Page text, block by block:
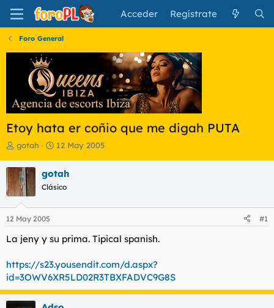
Acceder Regístrate
Foro General
Etoy hata er coñio que me digah PUTA
I
i
c
i
a
d
o
d
l
t
gotah
F
h
a
e
i
i
o
12 May 2005
gotah
Clásico
12 May 2005 #1
La jeny y su prima. Tipical spanish.
https://s23.yousendit.com/d.aspx?
id=3OWV6XR5LD02R3TBXFADVC9G8S